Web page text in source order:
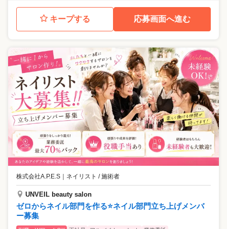
キープする 応募画面へ進む
株式会社A.P.E.S ｜ ネイリスト / 施術者
UNVEIL beauty salon
ゼロからネイル部門を作る⭐️ネイル部門立ち上げメンバ
ー募集